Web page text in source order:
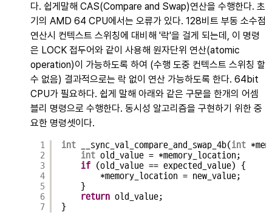
다. 쉽게말해 CAS(Compare and Swap)연산을 수행한다. 초
기의 AMD 64 CPU에서는 오류가 있다. 128비트 부동 소수점
연산시 컨텍스트 스위칭에 대비해 '락'을 걸게 되는데, 이 명령
은 LOCK 접두어와 같이 사용해 원자단위 연산(atomic
operation)이 가능하도록 하여 (수행 도중 컨텍스트 스위칭 할
수 없음) 결과적으로는 락 없이 연산 가능하도록 한다. 64bit
CPU가 필요하다. 쉽게 말해 아래와 같은 구문을 한개의 어셈
블리 명령으로 수행한다. 동시성 알고리즘을 구현하기 위한 중
요한 명령셋이다.
1
2
3
4
5
6
7
int __sync_val_compare_and_swap_4b(int
int old_value = *memory_location;
if (old_value == expected_value) {
*memory_location = new_value;
}
return old_value;
}